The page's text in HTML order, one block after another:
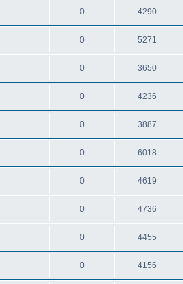
0 4290
0 5271
0 3650
0 4236
0 3887
0 6018
0 4619
0 4736
0 4455
0 4156